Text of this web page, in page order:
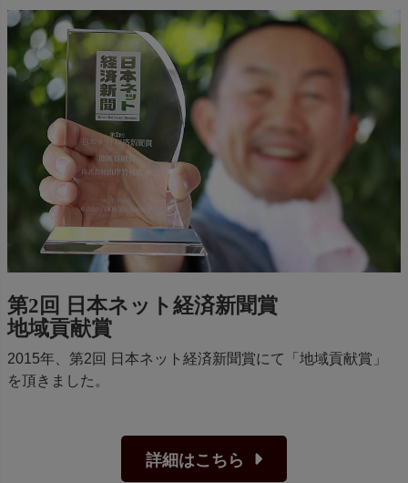
第2回 日本ネット経済新聞賞
地域貢献賞
2015年、第2回 日本ネット経済新聞賞にて「地域貢献賞」
を頂きました。
詳細はこちら